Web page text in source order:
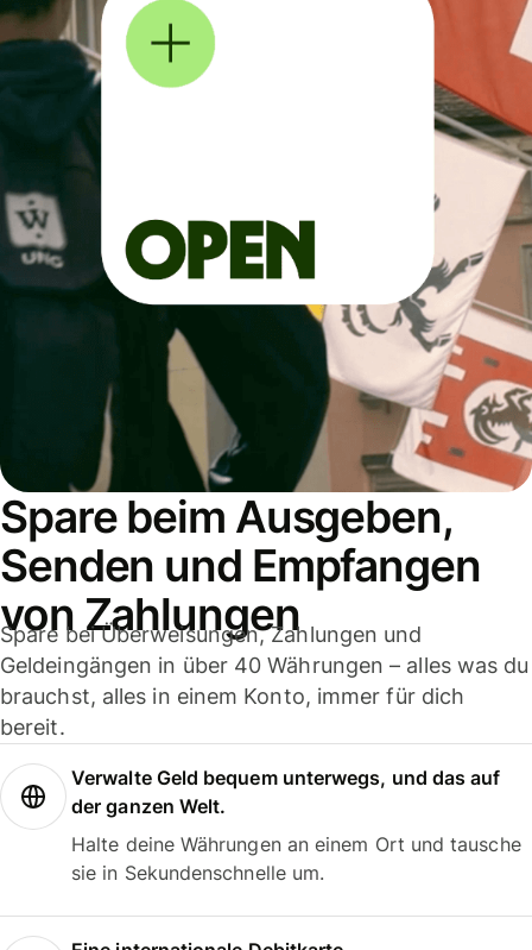
Spare beim Ausgeben,
Senden und Empfangen
von Zahlungen
Spare bei Überweisungen, Zahlungen und
Geldeingängen in über 40 Währungen – alles was du
brauchst, alles in einem Konto, immer für dich
bereit.
Verwalte Geld bequem unterwegs, und das auf
der ganzen Welt.
Halte deine Währungen an einem Ort und tausche
sie in Sekundenschnelle um.